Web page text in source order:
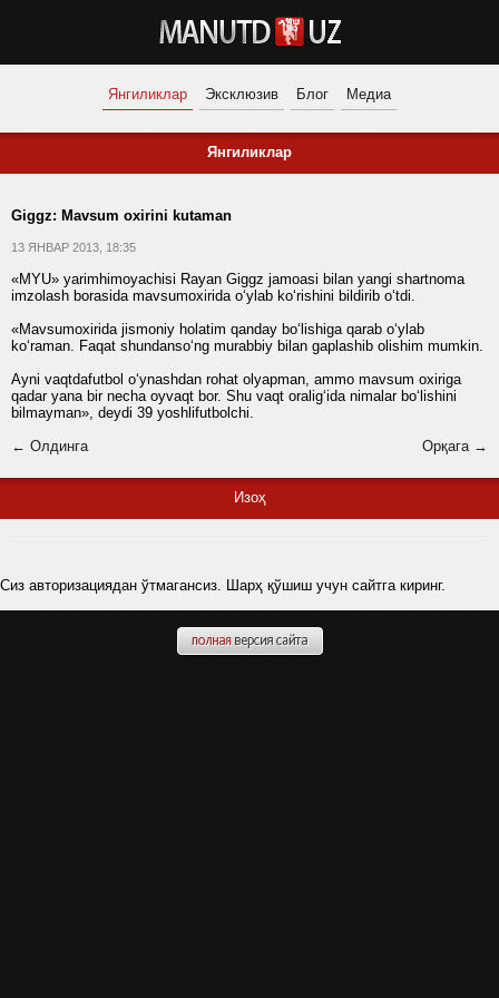
Янгиликлар Эксклюзив Блог Медиа
Янгиликлар
Giggz: Mavsum oxirini kutaman
13 ЯНВАР 2013, 18:35
«MYU» yarimhimoyachisi Rayan Giggz jamoasi bilan yangi shartnoma
imzolash borasida mavsumoxirida o‘ylab ko‘rishini bildirib o‘tdi.
«Mavsumoxirida jismoniy holatim qanday bo‘lishiga qarab o‘ylab
ko‘raman. Faqat shundanso‘ng murabbiy bilan gaplashib olishim mumkin.
Ayni vaqtdafutbol o‘ynashdan rohat olyapman, ammo mavsum oxiriga
qadar yana bir necha oyvaqt bor. Shu vaqt oralig‘ida nimalar bo‘lishini
bilmayman», deydi 39 yoshlifutbolchi.
← Олдинга
Орқага →
Изоҳ
Сиз авторизациядан ўтмагансиз. Шарҳ қўшиш учун сайтга киринг.